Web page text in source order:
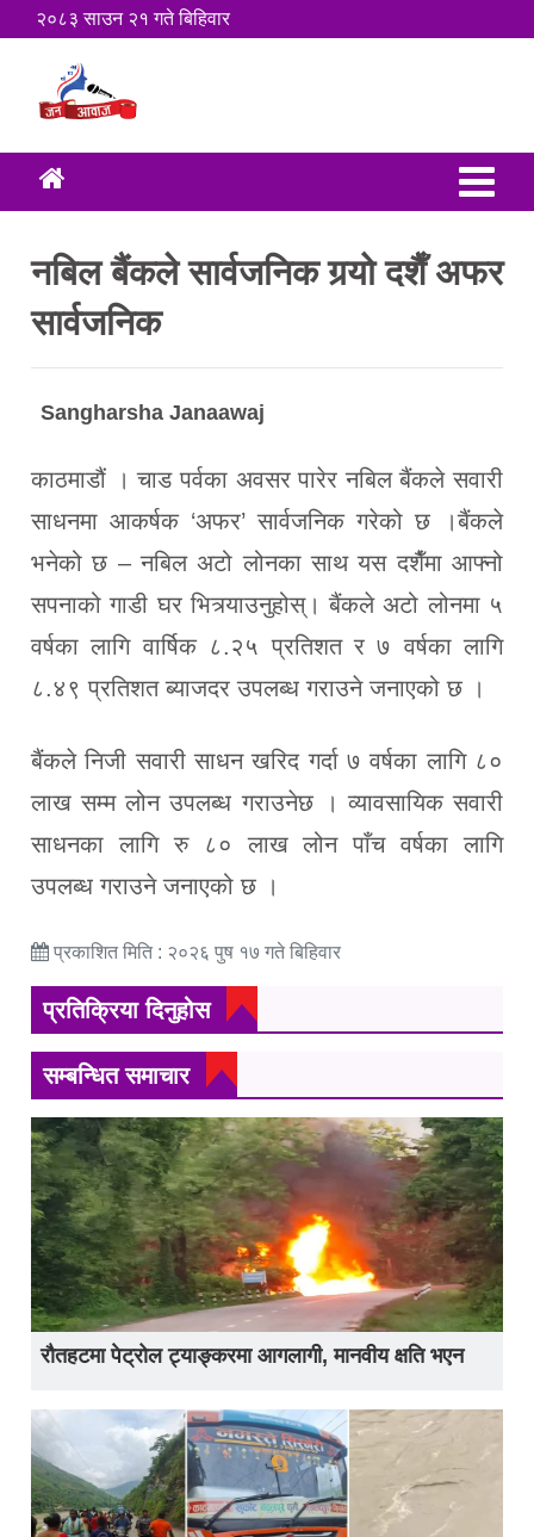
२०८३ साउन २१ गते बिहिवार
नबिल बैंकले सार्वजनिक गर्‍यो दशैँ अफर
सार्वजनिक
Sangharsha Janaawaj
काठमाडौं । चाड पर्वका अवसर पारेर नबिल बैंकले सवारी
साधनमा आकर्षक ‘अफर’ सार्वजनिक गरेको छ ।बैंकले
भनेको छ – नबिल अटो लोनका साथ यस दशैँमा आफ्नो
सपनाको गाडी घर भित्र्याउनुहोस्। बैंकले अटो लोनमा ५
वर्षका लागि वार्षिक ८.२५ प्रतिशत र ७ वर्षका लागि
८.४९ प्रतिशत ब्याजदर उपलब्ध गराउने जनाएको छ ।
बैंकले निजी सवारी साधन खरिद गर्दा ७ वर्षका लागि ८०
लाख सम्म लोन उपलब्ध गराउनेछ । व्यावसायिक सवारी
साधनका लागि रु ८० लाख लोन पाँच वर्षका लागि
उपलब्ध गराउने जनाएको छ ।
प्रकाशित मिति : २०२६ पुष १७ गते बिहिवार
प्रतिक्रिया दिनुहोस
सम्बन्धित समाचार
रौतहटमा पेट्रोल ट्याङ्करमा आगलागी, मानवीय क्षति भएन